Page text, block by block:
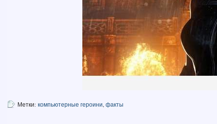
Метки: компьютерные героини, факты